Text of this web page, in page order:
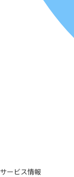
サービス情報